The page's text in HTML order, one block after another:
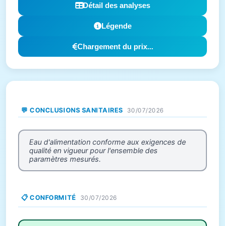
Détail des analyses
Légende
Chargement du prix...
💬 CONCLUSIONS SANITAIRES 30/07/2026
Eau d'alimentation conforme aux exigences de
qualité en vigueur pour l'ensemble des
paramètres mesurés.
📋 CONFORMITÉ 30/07/2026